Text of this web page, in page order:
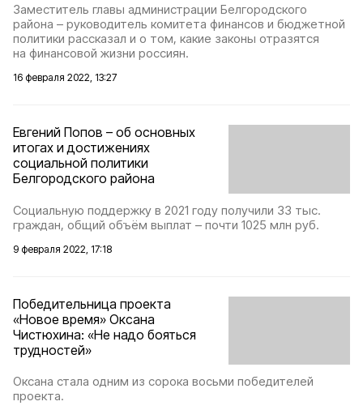
Заместитель главы администрации Белгородского
района – руководитель комитета финансов и бюджетной
политики рассказал и о том, какие законы отразятся
на финансовой жизни россиян.
16 февраля 2022, 13:27
Евгений Попов – об основных
итогах и достижениях
социальной политики
Белгородского района
Социальную поддержку в 2021 году получили 33 тыс.
граждан, общий объём выплат – почти 1025 млн руб.
9 февраля 2022, 17:18
Победительница проекта
«Новое время» Оксана
Чистюхина: «Не надо бояться
трудностей»
Оксана стала одним из сорока восьми победителей
проекта.